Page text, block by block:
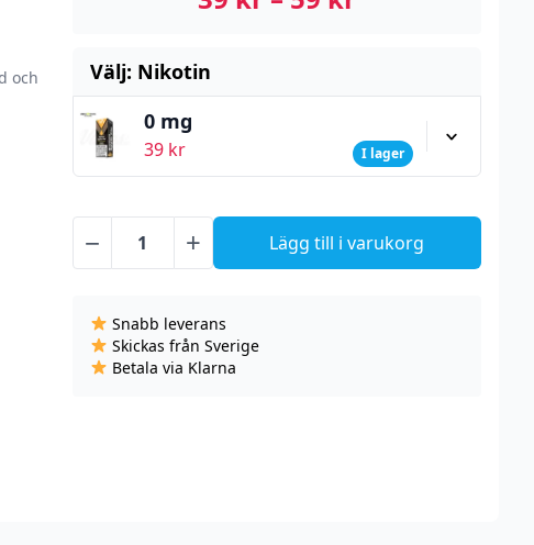
och
Välj: Nikotin
0 mg
39 kr I lager
−
Innovation
Apple
Pie
+ Lägg till i varukorg
Snabb leverans
Skickas från Sverige
Betala via Klarna